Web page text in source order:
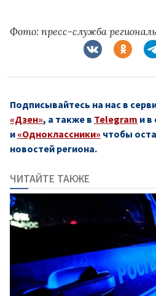
Фото: пресс-служба
Подписывайтесь на нас в
«Дзен», а также в Telegram и в
и «Одноклассники» чтобы
новостей региона.
ЧИТАЙТЕ ТАКЖЕ